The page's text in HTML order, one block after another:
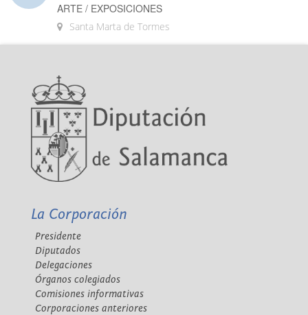
ARTE / EXPOSICIONES
Santa Marta de Tormes
La Corporación
Presidente
Diputados
Delegaciones
Órganos colegiados
Comisiones informativas
Corporaciones anteriores